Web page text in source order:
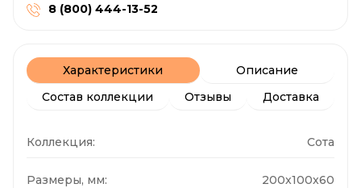
8 (800) 444-13-52
Характеристики
Описание
Состав коллекции
Отзывы Доставка
Коллекция: Сота
Размеры, мм: 200x100x60